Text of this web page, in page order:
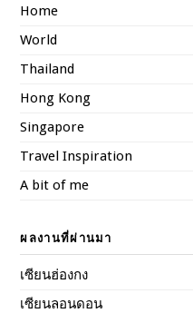
Home
World
Thailand
Hong Kong
Singapore
Travel Inspiration
A bit of me
ผลงานที่ผ่านมา
เซียนฮ่องกง
เซียนลอนดอน